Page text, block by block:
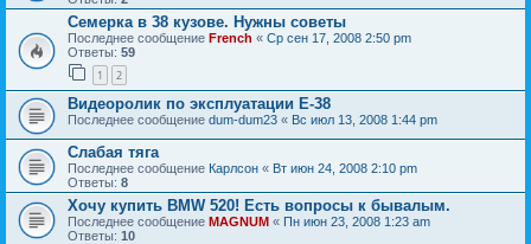
Семерка в 38 кузове. Нужны советы
Последнее сообщение French « Ср сен 17, 2008 2:50 pm
Ответы: 59
1 2
Видеоролик по эксплуатации Е-38
Последнее сообщение dum-dum23 « Вс июл 13, 2008 1:44 pm
Слабая тяга
Последнее сообщение Карлсон « Вт июн 24, 2008 2:10 pm
Ответы: 8
Хочу купить BMW 520! Есть вопросы к бывалым.
Последнее сообщение MAGNUM « Пн июн 23, 2008 1:23 am
Ответы: 10